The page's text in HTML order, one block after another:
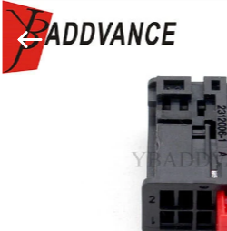
PRODOTTI
Xi'An
YingBao
Parts
Co.,Ltd.
All
Rights